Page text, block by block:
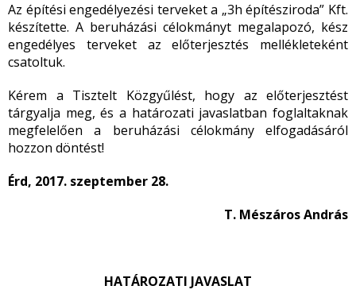
Az építési engedélyezési terveket a „3h építésziroda” Kft.
készítette. A beruházási célokmányt megalapozó, kész
engedélyes terveket az előterjesztés mellékleteként
csatoltuk.
Kérem a Tisztelt Közgyűlést, hogy az előterjesztést
tárgyalja meg, és a határozati javaslatban foglaltaknak
megfelelően a beruházási célokmány elfogadásáról
hozzon döntést!
Érd, 2017. szeptember 28.
T. Mészáros András
HATÁROZATI JAVASLAT